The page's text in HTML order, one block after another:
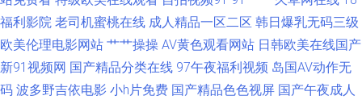
精品欧美在线网址 四虎色导航 91麻豆福利院影 国产成人精品一二三区 午夜
剧场色中色 91视频免费试看 狠狠肏艹 午夜男人视频 先锋资源成人av AV福利
福利影院 老司机蜜桃在线 成人精品一区二区 韩日爆乳无码三级
欧美伦理电影网站 艹艹操操 AV黄色观看网站 日韩欧美在线国产
新91视频网 国产精品分类在线 97午夜福利视频 岛国AV动作无
码 波多野吉依电影 小h片免费 国产精品色色视屏 国产午夜成人